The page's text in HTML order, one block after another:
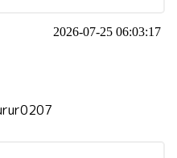
2026-07-25 06:03:17